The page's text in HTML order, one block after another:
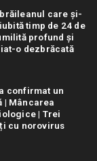
brăileanul care și-
timp de 24 de
profund și
o dezbrăcată
confirmat un
Mâncarea
| Trei
cu norovirus